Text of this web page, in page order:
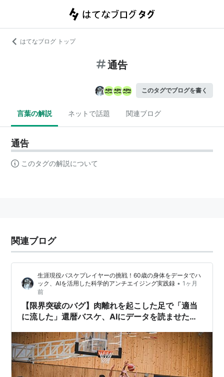
はてなブログ トップ
通告
このタグでブログを書く
言葉の解説 ネットで話題 関連ブログ
通告
このタグの解説について
関連ブログ
生涯現役バスケプレイヤーの挑戦！60歳の身体をデータでハ
ック、AIを活用した科学的アンチエイジング実践録 • 1ヶ月
前
【限界突破のバグ】肉離れを起こした足で「適当
に流した」還暦バスケ、AIにデータを読ませたら
激怒された話